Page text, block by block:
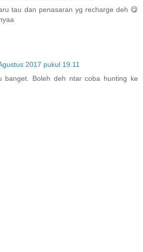
tau dan penasaran yg recharge deh 😋
2017 pukul 19.11
banget. Boleh deh ntar coba hunting ke